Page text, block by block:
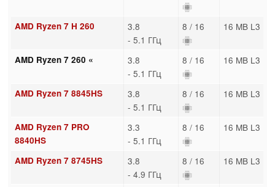
AMD Ryzen 7 H 260
3.8
- 5.1 ГГц
8 / 16 16 MB L3
AMD Ryzen 7 260 «
3.8
- 5.1 ГГц
8 / 16 16 MB L3
AMD Ryzen 7 8845HS
3.8
- 5.1 ГГц
8 / 16 16 MB L3
AMD Ryzen 7 PRO
8840HS
3.3
- 5.1 ГГц
8 / 16 16 MB L3
AMD Ryzen 7 8745HS
3.8
- 4.9 ГГц
8 / 16 16 MB L3